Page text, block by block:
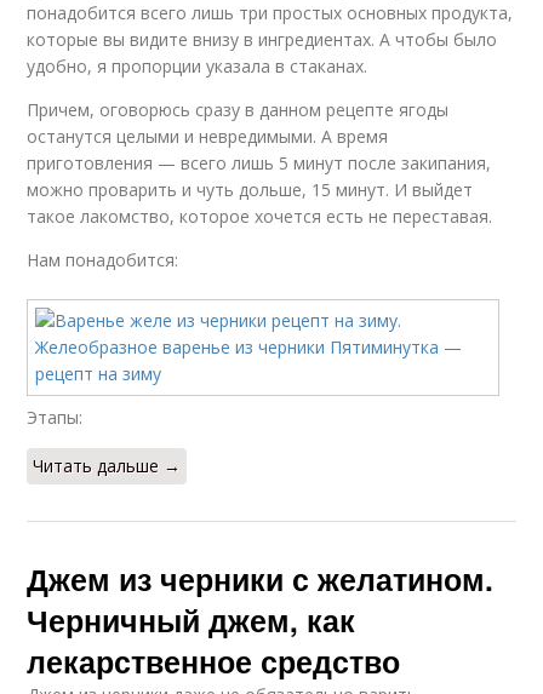
понадобится всего лишь три простых основных продукта,
которые вы видите внизу в ингредиентах. А чтобы было
удобно, я пропорции указала в стаканах.
Причем, оговорюсь сразу в данном рецепте ягоды
останутся целыми и невредимыми. А время
приготовления — всего лишь 5 минут после закипания,
можно проварить и чуть дольше, 15 минут. И выйдет
такое лакомство, которое хочется есть не переставая.
Нам понадобится:
Этапы:
Читать дальше →
Джем из черники с желатином.
Черничный джем, как
лекарственное средство